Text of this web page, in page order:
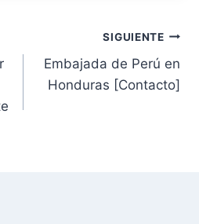
SIGUIENTE
Embajada de Perú en
Honduras [Contacto]